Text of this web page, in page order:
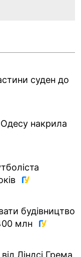
суден до
Одесу накрила
будівництво
млн
Ліндсі Грема